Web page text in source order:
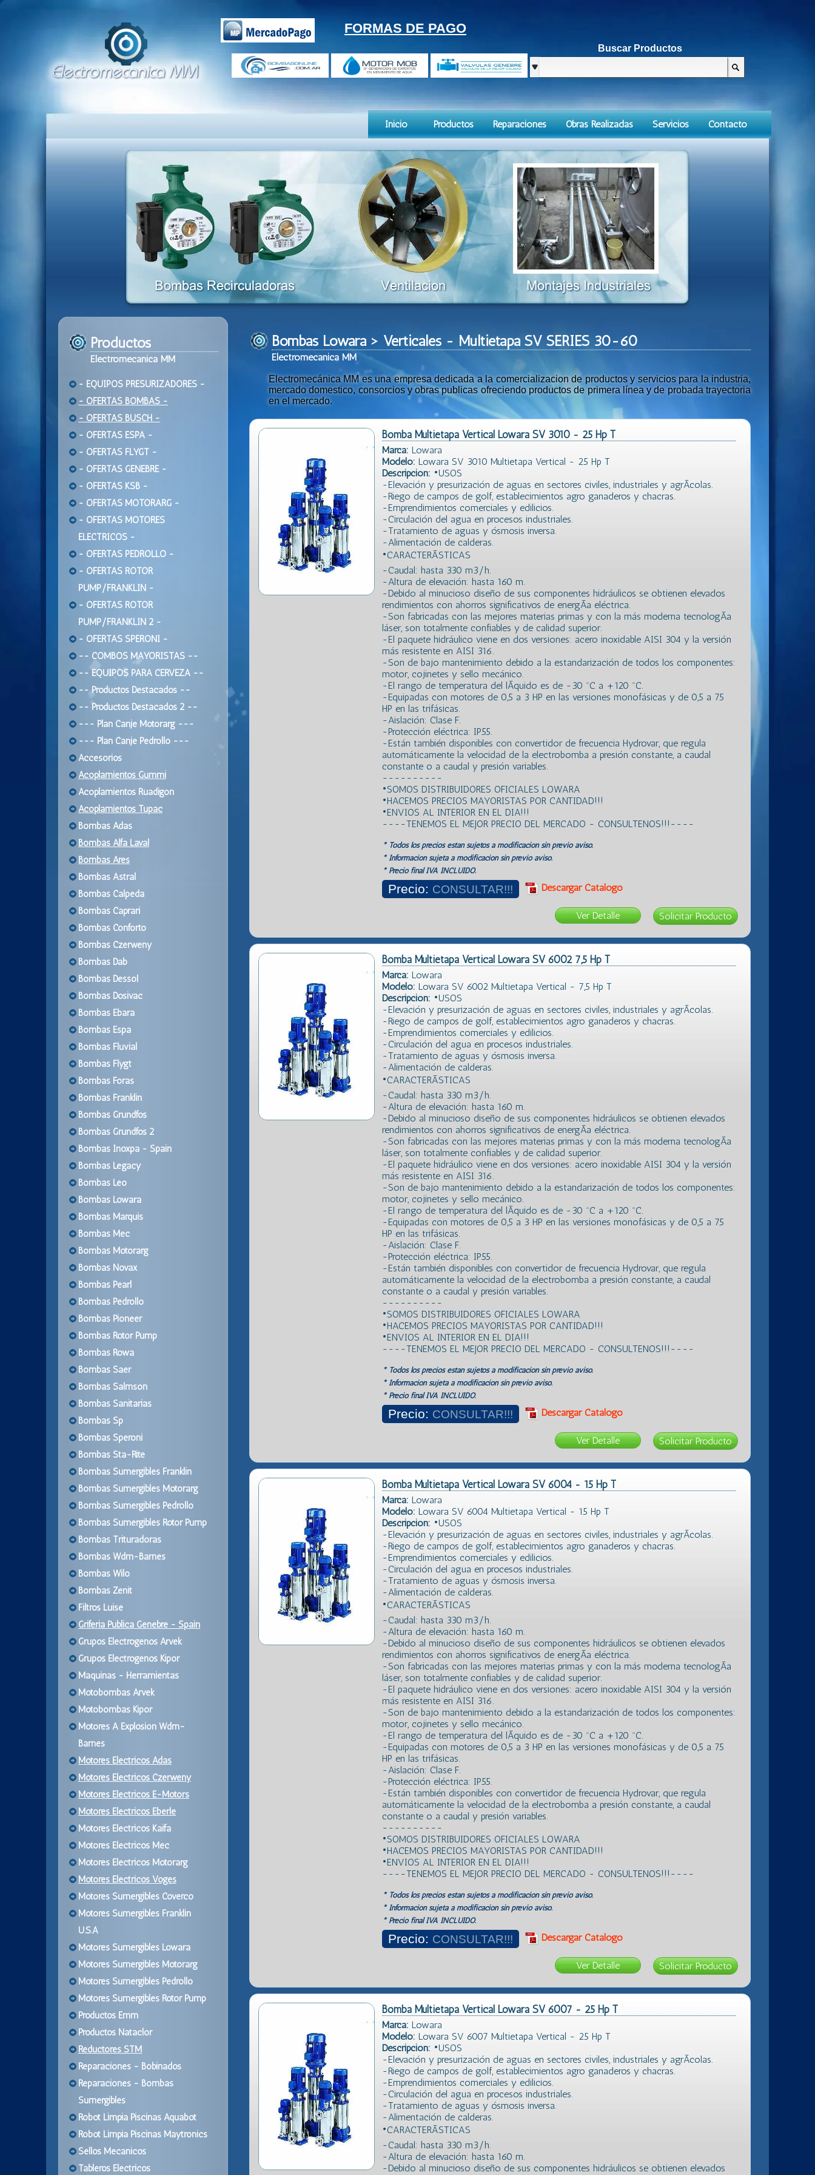
FORMAS DE PAGO
Buscar Productos
Inicio Productos Reparaciones Obras Realizadas Servicios Contacto
Productos
Electromecanica MM
- EQUIPOS PRESURIZADORES -
- OFERTAS BOMBAS -
- OFERTAS BUSCH -
- OFERTAS ESPA -
- OFERTAS FLYGT -
- OFERTAS GENEBRE -
- OFERTAS KSB -
- OFERTAS MOTORARG -
- OFERTAS MOTORES
ELECTRICOS -
- OFERTAS PEDROLLO -
- OFERTAS ROTOR
PUMP/FRANKLIN -
- OFERTAS ROTOR
PUMP/FRANKLIN 2 -
- OFERTAS SPERONI -
-- COMBOS MAYORISTAS --
-- EQUIPOS PARA CERVEZA --
-- Productos Destacados --
-- Productos Destacados 2 --
--- Plan Canje Motorarg ---
--- Plan Canje Pedrollo ---
Accesorios
Acoplamientos Gummi
Acoplamientos Ruadigon
Acoplamientos Tupac
Bombas Adas
Bombas Alfa Laval
Bombas Ares
Bombas Astral
Bombas Calpeda
Bombas Caprari
Bombas Conforto
Bombas Czerweny
Bombas Dab
Bombas Dessol
Bombas Dosivac
Bombas Ebara
Bombas Espa
Bombas Fluvial
Bombas Flygt
Bombas Foras
Bombas Franklin
Bombas Grundfos
Bombas Grundfos 2
Bombas Inoxpa - Spain
Bombas Legacy
Bombas Leo
Bombas Lowara
Bombas Marquis
Bombas Mec
Bombas Motorarg
Bombas Novax
Bombas Pearl
Bombas Pedrollo
Bombas Pioneer
Bombas Rotor Pump
Bombas Rowa
Bombas Saer
Bombas Salmson
Bombas Sanitarias
Bombas Sp
Bombas Speroni
Bombas Sta-Rite
Bombas Sumergibles Franklin
Bombas Sumergibles Motorarg
Bombas Sumergibles Pedrollo
Bombas Sumergibles Rotor Pump
Bombas Trituradoras
Bombas Wdm-Barnes
Bombas Wilo
Bombas Zenit
Filtros Luise
Griferia Publica Genebre - Spain
Grupos Electrogenos Arvek
Grupos Electrogenos Kipor
Maquinas - Herramientas
Motobombas Arvek
Motobombas Kipor
Motores A Explosion Wdm-
Barnes
Motores Electricos Adas
Motores Electricos Czerweny
Motores Electricos E-Motors
Motores Electricos Eberle
Motores Electricos Kaifa
Motores Electricos Mec
Motores Electricos Motorarg
Motores Electricos Voges
Motores Sumergibles Coverco
Motores Sumergibles Franklin
U.S.A
Motores Sumergibles Lowara
Motores Sumergibles Motorarg
Motores Sumergibles Pedrollo
Motores Sumergibles Rotor Pump
Productos Emm
Productos Nataclor
Reductores STM
Reparaciones - Bobinados
Reparaciones - Bombas
Sumergibles
Robot Limpia Piscinas Aquabot
Robot Limpia Piscinas Maytronics
Sellos Mecanicos
Tableros Electricos
Bombas Lowara > Verticales - Multietapa SV SERIES 30-60
Electromecanica MM
Electromecánica MM es una empresa dedicada a la comercializacion de productos y servicios para la industria,
mercado domestico, consorcios y obras publicas ofreciendo productos de primera línea y de probada trayectoria
en el mercado.
Bomba Multietapa Vertical Lowara SV 3010 - 25 Hp T
Marca: Lowara
Modelo: Lowara SV 3010 Multietapa Vertical - 25 Hp T
Descripción: •USOS
-Elevación y presurización de aguas en sectores civiles, industriales y agrÃ­colas.
-Riego de campos de golf, establecimientos agro ganaderos y chacras.
-Emprendimientos comerciales y edilicios.
-Circulación del agua en procesos industriales.
-Tratamiento de aguas y ósmosis inversa.
-Alimentación de calderas.
•CARACTERÃSTICAS
-Caudal: hasta 330 m3/h.
-Altura de elevación: hasta 160 m.
-Debido al minucioso diseño de sus componentes hidráulicos se obtienen elevados
rendimientos con ahorros significativos de energÃ­a eléctrica.
-Son fabricadas con las mejores materias primas y con la más moderna tecnologÃ­a
láser, son totalmente confiables y de calidad superior.
-El paquete hidráulico viene en dos versiones: acero inoxidable AISI 304 y la versión
más resistente en AISI 316.
-Son de bajo mantenimiento debido a la estandarización de todos los componentes:
motor, cojinetes y sello mecánico.
-El rango de temperatura del lÃ­quido es de -30 ºC a +120 ºC.
-Equipadas con motores de 0,5 a 3 HP en las versiones monofásicas y de 0,5 a 75
HP en las trifásicas.
-Aislación: Clase F.
-Protección eléctrica: IP55.
-Están también disponibles con convertidor de frecuencia Hydrovar, que regula
automáticamente la velocidad de la electrobomba a presión constante, a caudal
constante o a caudal y presión variables.
----------
•SOMOS DISTRIBUIDORES OFICIALES LOWARA
•HACEMOS PRECIOS MAYORISTAS POR CANTIDAD!!!
•ENVIOS AL INTERIOR EN EL DIA!!!
----TENEMOS EL MEJOR PRECIO DEL MERCADO - CONSULTENOS!!!----
* Todos los precios estan sujetos a modificación sin previo aviso.
* Información sujeta a modificación sin previo aviso.
* Precio final IVA INCLUIDO.
Precio: CONSULTAR!!! Descargar Catálogo
Ver Detalle
Bomba Multietapa Vertical Lowara SV 6002 7,5 Hp T
Marca: Lowara
Modelo: Lowara SV 6002 Multietapa Vertical - 7,5 Hp T
Descripción: •USOS
-Elevación y presurización de aguas en sectores civiles, industriales y agrÃ­colas.
-Riego de campos de golf, establecimientos agro ganaderos y chacras.
-Emprendimientos comerciales y edilicios.
-Circulación del agua en procesos industriales.
-Tratamiento de aguas y ósmosis inversa.
-Alimentación de calderas.
•CARACTERÃSTICAS
-Caudal: hasta 330 m3/h.
-Altura de elevación: hasta 160 m.
-Debido al minucioso diseño de sus componentes hidráulicos se obtienen elevados
rendimientos con ahorros significativos de energÃ­a eléctrica.
-Son fabricadas con las mejores materias primas y con la más moderna tecnologÃ­a
láser, son totalmente confiables y de calidad superior.
-El paquete hidráulico viene en dos versiones: acero inoxidable AISI 304 y la versión
más resistente en AISI 316.
-Son de bajo mantenimiento debido a la estandarización de todos los componentes:
motor, cojinetes y sello mecánico.
-El rango de temperatura del lÃ­quido es de -30 ºC a +120 ºC.
-Equipadas con motores de 0,5 a 3 HP en las versiones monofásicas y de 0,5 a 75
HP en las trifásicas.
-Aislación: Clase F.
-Protección eléctrica: IP55.
-Están también disponibles con convertidor de frecuencia Hydrovar, que regula
automáticamente la velocidad de la electrobomba a presión constante, a caudal
constante o a caudal y presión variables.
----------
•SOMOS DISTRIBUIDORES OFICIALES LOWARA
•HACEMOS PRECIOS MAYORISTAS POR CANTIDAD!!!
•ENVIOS AL INTERIOR EN EL DIA!!!
----TENEMOS EL MEJOR PRECIO DEL MERCADO - CONSULTENOS!!!----
* Todos los precios estan sujetos a modificación sin previo aviso.
* Información sujeta a modificación sin previo aviso.
* Precio final IVA INCLUIDO.
Precio: CONSULTAR!!! Descargar Catálogo
Ver Detalle
Bomba Multietapa Vertical Lowara SV 6004 - 15 Hp T
Marca: Lowara
Modelo: Lowara SV 6004 Multietapa Vertical - 15 Hp T
Descripción: •USOS
-Elevación y presurización de aguas en sectores civiles, industriales y agrÃ­colas.
-Riego de campos de golf, establecimientos agro ganaderos y chacras.
-Emprendimientos comerciales y edilicios.
-Circulación del agua en procesos industriales.
-Tratamiento de aguas y ósmosis inversa.
-Alimentación de calderas.
•CARACTERÃSTICAS
-Caudal: hasta 330 m3/h.
-Altura de elevación: hasta 160 m.
-Debido al minucioso diseño de sus componentes hidráulicos se obtienen elevados
rendimientos con ahorros significativos de energÃ­a eléctrica.
-Son fabricadas con las mejores materias primas y con la más moderna tecnologÃ­a
láser, son totalmente confiables y de calidad superior.
-El paquete hidráulico viene en dos versiones: acero inoxidable AISI 304 y la versión
más resistente en AISI 316.
-Son de bajo mantenimiento debido a la estandarización de todos los componentes:
motor, cojinetes y sello mecánico.
-El rango de temperatura del lÃ­quido es de -30 ºC a +120 ºC.
-Equipadas con motores de 0,5 a 3 HP en las versiones monofásicas y de 0,5 a 75
HP en las trifásicas.
-Aislación: Clase F.
-Protección eléctrica: IP55.
-Están también disponibles con convertidor de frecuencia Hydrovar, que regula
automáticamente la velocidad de la electrobomba a presión constante, a caudal
constante o a caudal y presión variables.
----------
•SOMOS DISTRIBUIDORES OFICIALES LOWARA
•HACEMOS PRECIOS MAYORISTAS POR CANTIDAD!!!
•ENVIOS AL INTERIOR EN EL DIA!!!
----TENEMOS EL MEJOR PRECIO DEL MERCADO - CONSULTENOS!!!----
* Todos los precios estan sujetos a modificación sin previo aviso.
* Información sujeta a modificación sin previo aviso.
* Precio final IVA INCLUIDO.
Precio: CONSULTAR!!! Descargar Catálogo
Ver Detalle
Bomba Multietapa Vertical Lowara SV 6007 - 25 Hp T
Marca: Lowara
Modelo: Lowara SV 6007 Multietapa Vertical - 25 Hp T
Descripción: •USOS
-Elevación y presurización de aguas en sectores civiles, industriales y agrÃ­colas.
-Riego de campos de golf, establecimientos agro ganaderos y chacras.
-Emprendimientos comerciales y edilicios.
-Circulación del agua en procesos industriales.
-Tratamiento de aguas y ósmosis inversa.
-Alimentación de calderas.
•CARACTERÃSTICAS
-Caudal: hasta 330 m3/h.
-Altura de elevación: hasta 160 m.
-Debido al minucioso diseño de sus componentes hidráulicos se obtienen elevados